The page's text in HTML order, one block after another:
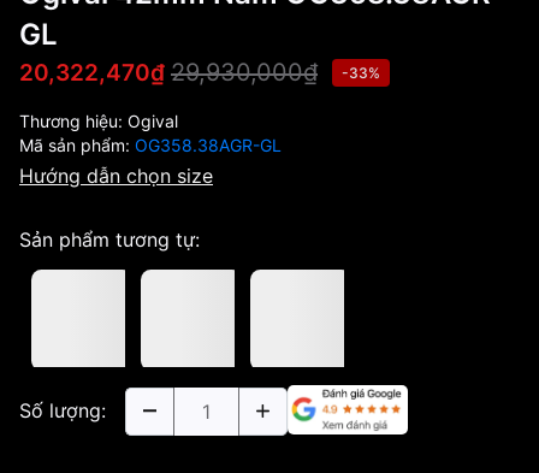
GL
20,322,470₫ 29,930,000₫ -33%
Thương hiệu: Ogival
Mã sản phẩm: OG358.38AGR-GL
Hướng dẫn chọn size
Sản phẩm tương tự:
Số lượng: